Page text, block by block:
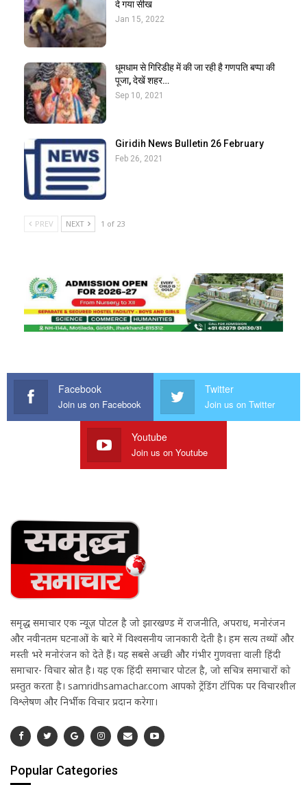
दे गया सीख
Jan 15, 2022
धूमधाम से गिरिडीह में की जा रही है गणपति बप्पा की
पूजा, देखें शहर…
Sep 10, 2021
Giridih News Bulletin 26 February
Feb 26, 2021
PREV NEXT 1 of 23
Facebook
Join us on Facebook
Twitter
Join us on Twitter
Youtube
Join us on Youtube
समृद्ध समाचार एक न्यूज़ पोर्टल है जो झारखण्ड में राजनीति, अपराध, मनोरंजन
और नवीनतम घटनाओं के बारे में विश्वसनीय जानकारी देती है। हम सत्य तथ्यों और
मस्ती भरे मनोरंजन को देते हैं। यह सबसे अच्छी और गंभीर गुणवत्ता वाली हिंदी
समाचार- विचार स्रोत है। यह एक हिंदी समाचार पोर्टल है, जो सचित्र समाचारों को
प्रस्तुत करता है। samridhsamachar.com आपको ट्रेंडिंग टॉपिक पर विचारशील
विश्लेषण और निर्भीक विचार प्रदान करेगा।
Popular Categories